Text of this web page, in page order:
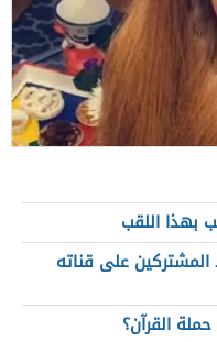
بهذا اللقب
على قناته
القرآن؟